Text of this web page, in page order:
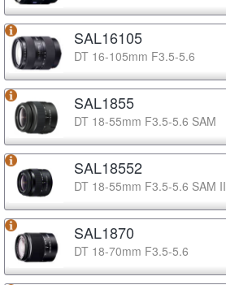
SAL16105
DT 16-105mm F3.5-5.6
SAL1855
DT 18-55mm F3.5-5.6 SAM
SAL18552
DT 18-55mm F3.5-5.6 SAM II
SAL1870
DT 18-70mm F3.5-5.6